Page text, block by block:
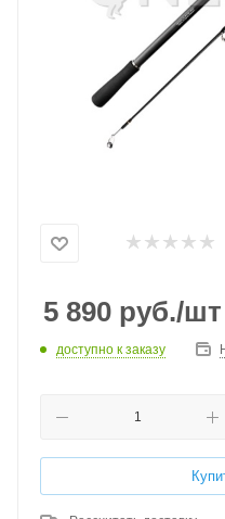
5 890 руб./шт
доступно к заказу